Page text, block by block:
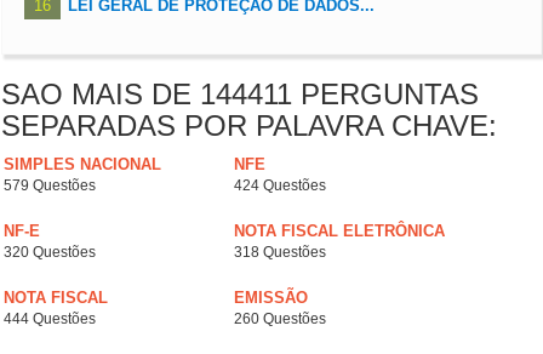
16 LEI GERAL DE PROTEÇÃO DE DADOS...
SAO MAIS DE 144411 PERGUNTAS
SEPARADAS POR PALAVRA CHAVE:
SIMPLES NACIONAL
579 Questões
NFE
424 Questões
NF-E
320 Questões
NOTA FISCAL ELETRÔNICA
318 Questões
NOTA FISCAL
444 Questões
EMISSÃO
260 Questões